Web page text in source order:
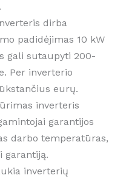
dirba
padidėjimas 10 kW
gali sutaupyti 200-
Per inverterio
eurų.
inverteris
garantijos
darbo temperatūras,
garantiją.
inverterių